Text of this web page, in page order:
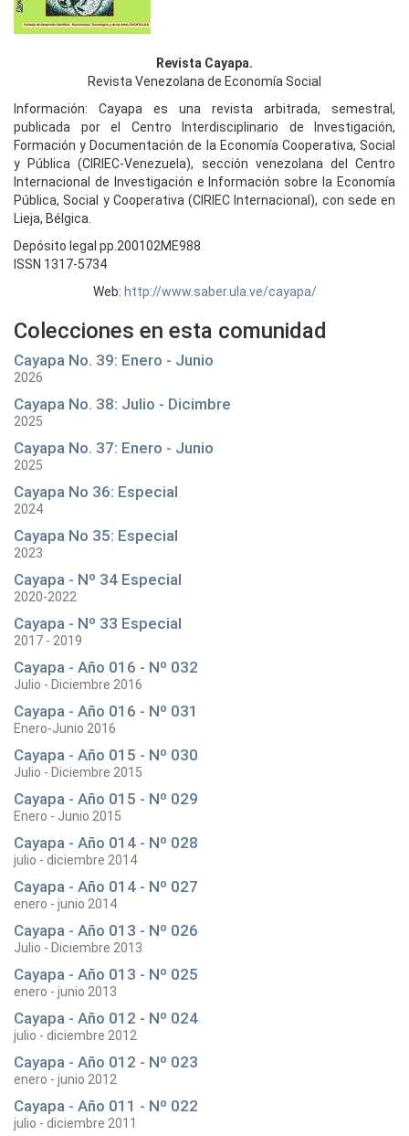
Revista Cayapa.
Revista Venezolana de Economía Social
Información: Cayapa es una revista arbitrada, semestral,
publicada por el Centro Interdisciplinario de Investigación,
Formación y Documentación de la Economía Cooperativa, Social
y Pública (CIRIEC-Venezuela), sección venezolana del Centro
Internacional de Investigación e Información sobre la Economía
Pública, Social y Cooperativa (CIRIEC Internacional), con sede en
Lieja, Bélgica.
Depósito legal pp.200102ME988
ISSN 1317-5734
Web: http://www.saber.ula.ve/cayapa/
Colecciones en esta comunidad
Cayapa No. 39: Enero - Junio
2026
Cayapa No. 38: Julio - Dicimbre
2025
Cayapa No. 37: Enero - Junio
2025
Cayapa No 36: Especial
2024
Cayapa No 35: Especial
2023
Cayapa - Nº 34 Especial
2020-2022
Cayapa - Nº 33 Especial
2017 - 2019
Cayapa - Año 016 - Nº 032
Julio - Diciembre 2016
Cayapa - Año 016 - Nº 031
Enero-Junio 2016
Cayapa - Año 015 - Nº 030
Julio - Diciembre 2015
Cayapa - Año 015 - Nº 029
Enero - Junio 2015
Cayapa - Año 014 - Nº 028
julio - diciembre 2014
Cayapa - Año 014 - Nº 027
enero - junio 2014
Cayapa - Año 013 - Nº 026
Julio - Diciembre 2013
Cayapa - Año 013 - Nº 025
enero - junio 2013
Cayapa - Año 012 - Nº 024
julio - diciembre 2012
Cayapa - Año 012 - Nº 023
enero - junio 2012
Cayapa - Año 011 - Nº 022
julio - diciembre 2011